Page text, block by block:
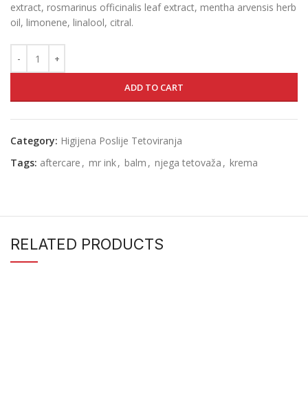
extract, rosmarinus officinalis leaf extract, mentha arvensis herb
oil, limonene, linalool, citral.
ADD TO CART
Category: Higijena Poslije Tetoviranja
Tags: aftercare , mr ink, balm , njega tetovaža , krema
RELATED PRODUCTS